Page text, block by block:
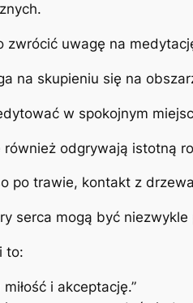
zwrócić uwagę na
na skupieniu się na
w spokojnym
również odgrywają istotną
po trawie, kontakt z
serca mogą być
to:
miłość i akceptację.”